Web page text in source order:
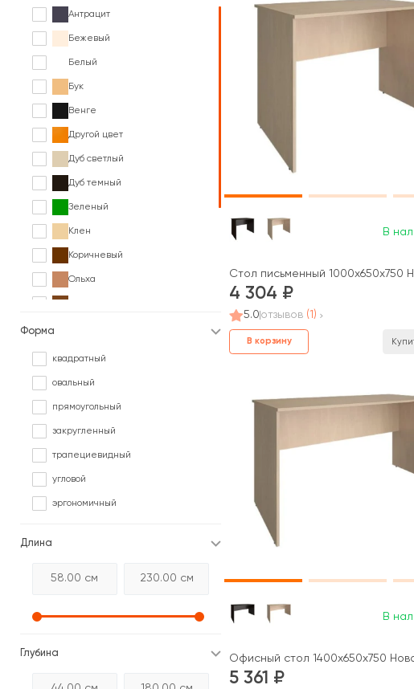
Антрацит
Бежевый
Белый
Бук
Венге
Другой цвет
Дуб светлый
Дуб темный
Зеленый
Клен
Коричневый
Ольха
Форма
квадратный
овальный
прямоугольный
закругленный
трапециевидный
угловой
эргономичный
Длина
Глубина
В
Стол письменный 1000x650x750
4 304
5.0 отзывов (1)
В корзину
В
Офисный стол 1400x650x750
5 361